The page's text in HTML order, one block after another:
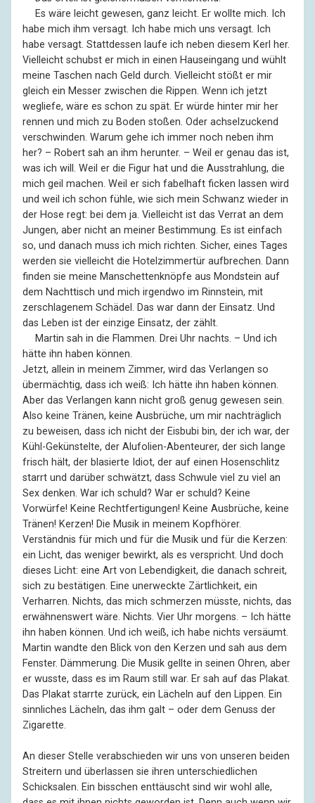
Es wäre leicht gewesen, ganz leicht. Er wollte mich. Ich
habe mich ihm versagt. Ich habe mich uns versagt. Ich
habe versagt. Stattdessen laufe ich neben diesem Kerl her.
Vielleicht schubst er mich in einen Hauseingang und wühlt
meine Taschen nach Geld durch. Vielleicht stößt er mir
gleich ein Messer zwischen die Rippen. Wenn ich jetzt
wegliefe, wäre es schon zu spät. Er würde hinter mir her
rennen und mich zu Boden stoßen. Oder achselzuckend
verschwinden. Warum gehe ich immer noch neben ihm
her? – Robert sah an ihm herunter. – Weil er genau das ist,
was ich will. Weil er die Figur hat und die Ausstrahlung, die
mich geil machen. Weil er sich fabelhaft ficken lassen wird
und weil ich schon fühle, wie sich mein Schwanz wieder in
der Hose regt: bei dem ja. Vielleicht ist das Verrat an dem
Jungen, aber nicht an meiner Bestimmung. Es ist einfach
so, und danach muss ich mich richten. Sicher, eines Tages
werden sie vielleicht die Hotelzimmertür aufbrechen. Dann
finden sie meine Manschettenknöpfe aus Mondstein auf
dem Nachttisch und mich irgendwo im Rinnstein, mit
zerschlagenem Schädel. Das war dann der Einsatz. Und
das Leben ist der einzige Einsatz, der zählt.
Martin sah in die Flammen. Drei Uhr nachts. – Und ich
hätte ihn haben können.
Jetzt, allein in meinem Zimmer, wird das Verlangen so
übermächtig, dass ich weiß: Ich hätte ihn haben können.
Aber das Verlangen kann nicht groß genug gewesen sein.
Also keine Tränen, keine Ausbrüche, um mir nachträglich
zu beweisen, dass ich nicht der Eisbubi bin, der ich war, der
Kühl-Gekünstelte, der Alufolien-Abenteurer, der sich lange
frisch hält, der blasierte Idiot, der auf einen Hosenschlitz
starrt und darüber schwätzt, dass Schwule viel zu viel an
Sex denken. War ich schuld? War er schuld? Keine
Vorwürfe! Keine Rechtfertigungen! Keine Ausbrüche, keine
Tränen! Kerzen! Die Musik in meinem Kopfhörer.
Verständnis für mich und für die Musik und für die Kerzen:
ein Licht, das weniger bewirkt, als es verspricht. Und doch
dieses Licht: eine Art von Lebendigkeit, die danach schreit,
sich zu bestätigen. Eine unerweckte Zärtlichkeit, ein
Verharren. Nichts, das mich schmerzen müsste, nichts, das
erwähnenswert wäre. Nichts. Vier Uhr morgens. – Ich hätte
ihn haben können. Und ich weiß, ich habe nichts versäumt.
Martin wandte den Blick von den Kerzen und sah aus dem
Fenster. Dämmerung. Die Musik gellte in seinen Ohren, aber
er wusste, dass es im Raum still war. Er sah auf das Plakat.
Das Plakat starrte zurück, ein Lächeln auf den Lippen. Ein
sinnliches Lächeln, das ihm galt – oder dem Genuss der
Zigarette.
An dieser Stelle verabschieden wir uns von unseren beiden
Streitern und überlassen sie ihren unterschiedlichen
Schicksalen. Ein bisschen enttäuscht sind wir wohl alle,